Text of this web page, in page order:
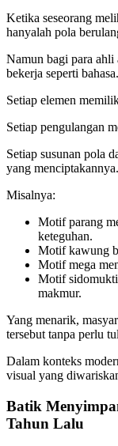
Ketika seseorang
hanyalah pola
Namun bagi para ahli
bekerja seperti bahasa.
Setiap elemen
Setiap pengulangan
Setiap susunan pola
yang menciptakannya.
Misalnya:
Motif parang
keteguhan.
Motif kawung
Motif mega
Motif sidomukti
makmur.
Yang menarik,
tersebut tanpa perlu
Dalam konteks
visual yang
Batik
Tahun Lalu